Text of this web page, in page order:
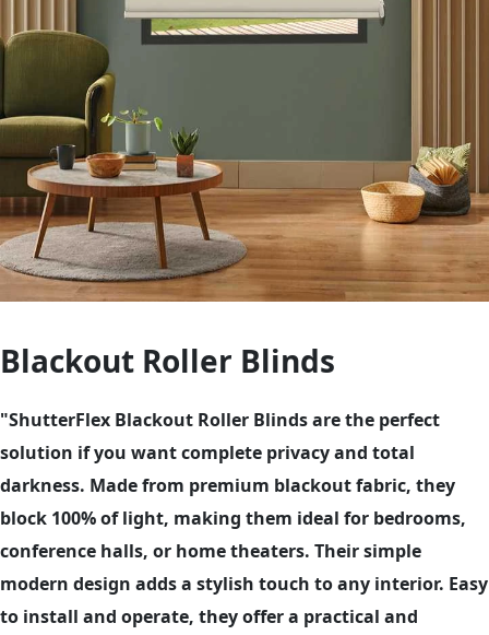
Blackout Roller Blinds
"ShutterFlex Blackout Roller Blinds are the perfect
solution if you want complete privacy and total
darkness. Made from premium blackout fabric, they
block 100% of light, making them ideal for bedrooms,
conference halls, or home theaters. Their simple
modern design adds a stylish touch to any interior. Easy
to install and operate, they offer a practical and